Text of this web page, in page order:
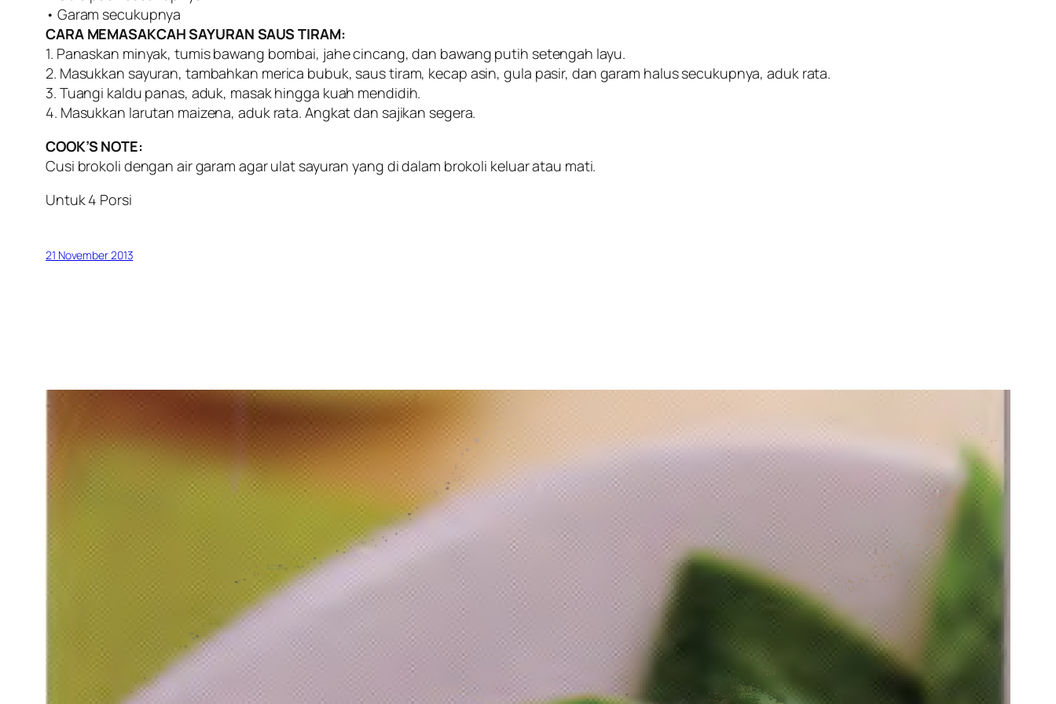
• Garam secukupnya
CARA MEMASAKCAH SAYURAN SAUS TIRAM:
1. Panaskan minyak, tumis bawang bombai, jahe cincang, dan bawang putih setengah layu.
2. Masukkan sayuran, tambahkan merica bubuk, saus tiram, kecap asin, gula pasir, dan garam halus secukupnya, aduk rata.
3. Tuangi kaldu panas, aduk, masak hingga kuah mendidih.
4. Masukkan larutan maizena, aduk rata. Angkat dan sajikan segera.
COOK’S NOTE:
Cusi brokoli dengan air garam agar ulat sayuran yang di dalam brokoli keluar atau mati.
Untuk 4 Porsi
21 November 2013